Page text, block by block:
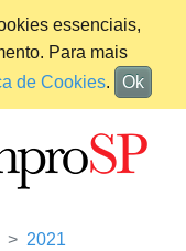
essenciais,
Para mais
de Cookies. Ok
2021